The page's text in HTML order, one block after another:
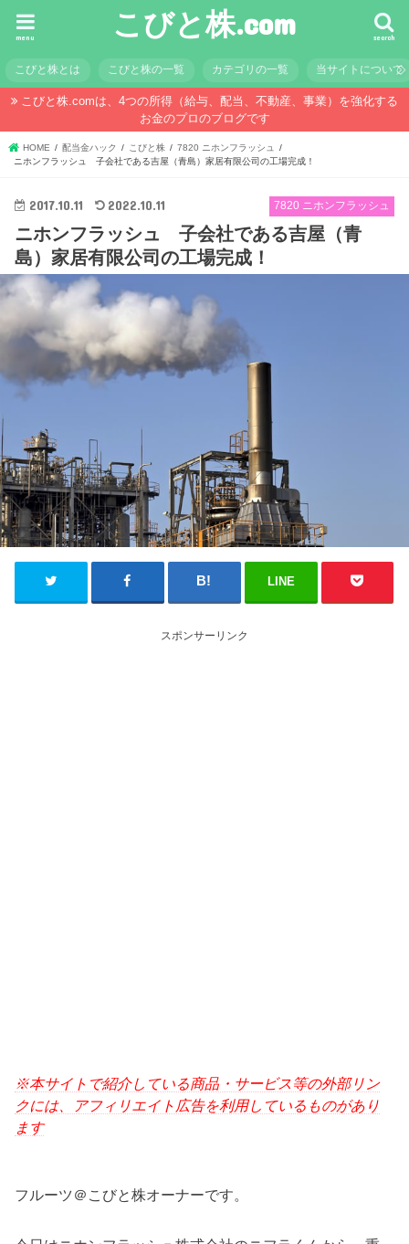
こびと株.com search
menu
こびと株とは こびと株の一覧 カテゴリの一覧 当サイトについて
こびと株.comは、4つの所得（給与、配当、不動産、事業）を強化する
お金のプロのブログです
HOME 配当金ハック こびと株
7820 ニホンフラッシュ
ニホンフラッシュ 子会社である吉屋（青島）家居有限公司の工場完成！
7820 ニホンフラッシュ
2017.10.11 2022.10.11
ニホンフラッシュ 子会社である吉屋（青
島）家居有限公司の工場完成！
LINE
スポンサーリンク
※本サイトで紹介している商品・サービス等の外部リン
クには、アフィリエイト広告を利用しているものがあり
ます
フルーツ＠こびと株オーナーです。